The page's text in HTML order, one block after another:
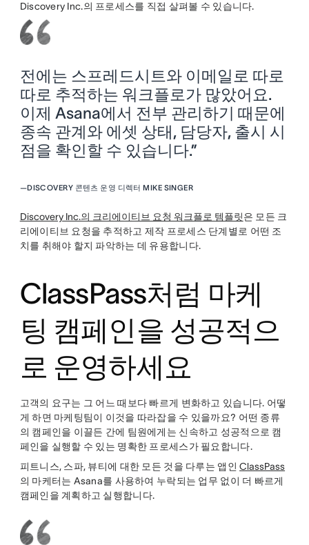
Discovery Inc.의 프로세스를 직접 살펴볼 수 있습니다.
전에는 스프레드시트와 이메일로 따로
따로 추적하는 워크플로가 많았어요.
이제 Asana에서 전부 관리하기 때문에
종속 관계와 에셋 상태, 담당자, 출시 시
점을 확인할 수 있습니다.”
—DISCOVERY 콘텐츠 운영 디렉터 MIKE SINGER
Discovery Inc.의 크리에이티브 요청 워크플로 템플릿은 모든 크
리에이티브 요청을 추적하고 제작 프로세스 단계별로 어떤 조
치를 취해야 할지 파악하는 데 유용합니다.
ClassPass처럼 마케
팅 캠페인을 성공적으
로 운영하세요
고객의 요구는 그 어느 때보다 빠르게 변화하고 있습니다. 어떻
게 하면 마케팅팀이 이것을 따라잡을 수 있을까요? 어떤 종류
의 캠페인을 이끌든 간에 팀원에게는 신속하고 성공적으로 캠
페인을 실행할 수 있는 명확한 프로세스가 필요합니다.
피트니스, 스파, 뷰티에 대한 모든 것을 다루는 앱인ClassPass
의 마케터는 Asana를 사용하여 누락되는 업무 없이 더 빠르게
캠페인을 계획하고 실행합니다.